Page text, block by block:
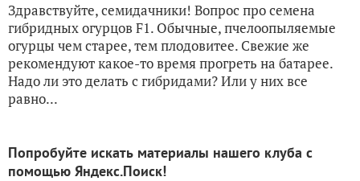
Здравствуйте, семидачники! Вопрос про семена
гибридных огурцов F1. Обычные, пчелоопыляемые
огурцы чем старее, тем плодовитее. Свежие же
рекомендуют какое-то время прогреть на батарее.
Надо ли это делать с гибридами? Или у них все
равно...
Попробуйте искать материалы нашего клуба с
помощью Яндекс.Поиск!